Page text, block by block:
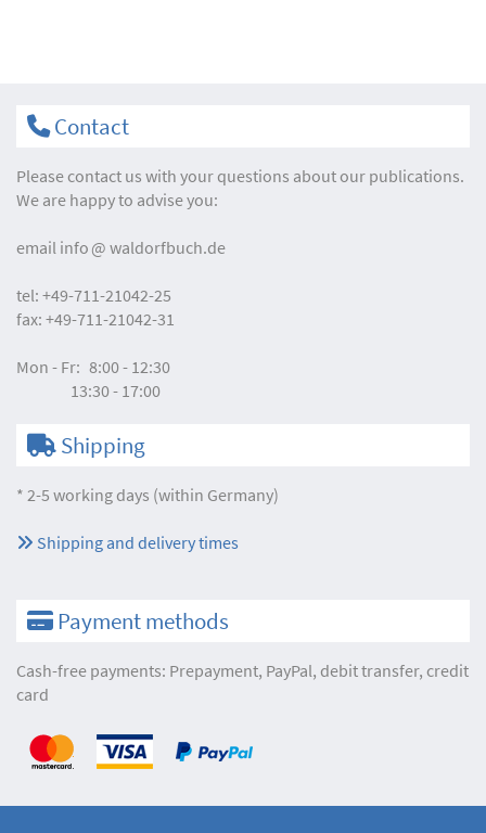
Contact
Please contact us with your questions about our publications.
We are happy to advise you:
email info waldorfbuch.de
tel: +49-711-21042-25
fax: +49-711-21042-31
Mon - Fr: 8:00 - 12:30
13:30 - 17:00
Shipping
* 2-5 working days (within Germany)
Shipping and delivery times
Payment methods
Cash-free payments: Prepayment, PayPal, debit transfer, credit
card